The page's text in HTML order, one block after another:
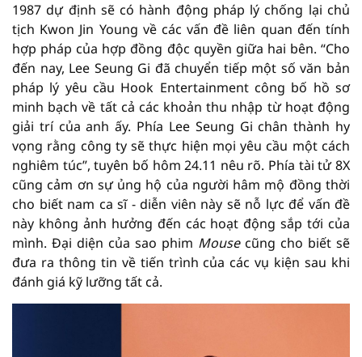
1987 dự định sẽ có hành động pháp lý chống lại chủ
tịch Kwon Jin Young về các vấn đề liên quan đến tính
hợp pháp của hợp đồng độc quyền giữa hai bên. “Cho
đến nay, Lee Seung Gi đã chuyển tiếp một số văn bản
pháp lý yêu cầu Hook Entertainment công bố hồ sơ
minh bạch về tất cả các khoản thu nhập từ hoạt động
giải trí của anh ấy. Phía Lee Seung Gi chân thành hy
vọng rằng công ty sẽ thực hiện mọi yêu cầu một cách
nghiêm túc”, tuyên bố hôm 24.11 nêu rõ. Phía tài tử 8X
cũng cảm ơn sự ủng hộ của người hâm mộ đồng thời
cho biết nam ca sĩ - diễn viên này sẽ nỗ lực để vấn đề
này không ảnh hưởng đến các hoạt động sắp tới của
mình. Đại diện của sao phim Mousecũng cho biết sẽ
đưa ra thông tin về tiến trình của các vụ kiện sau khi
đánh giá kỹ lưỡng tất cả.